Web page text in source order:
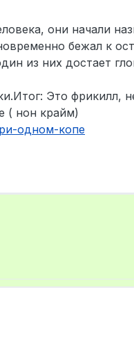
они начали
бежал к
из них достает
Это фрикилл,
( нон крайм)
одном-копе